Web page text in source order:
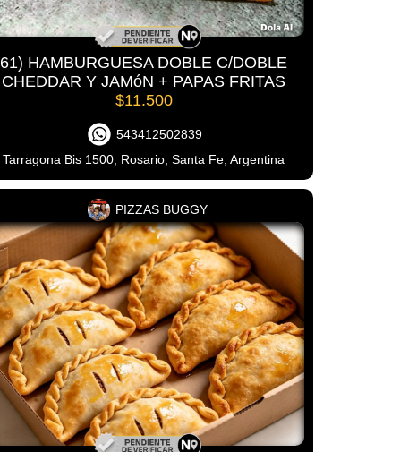
61) HAMBURGUESA DOBLE C/DOBLE
CHEDDAR Y JAMóN + PAPAS FRITAS
$11.500
543412502839
Tarragona Bis 1500, Rosario, Santa Fe, Argentina
PIZZAS BUGGY